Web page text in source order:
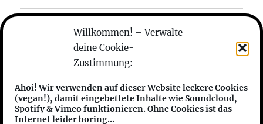
Willkommen! – Verwalte
deine Cookie-
Zustimmung:
Ahoi! Wir verwenden auf dieser Website leckere Cookies
(vegan!), damit eingebettete Inhalte wie Soundcloud,
Spotify & Vimeo funktionieren. Ohne Cookies ist das
Internet leider boring...
wer sind die
anhören
features